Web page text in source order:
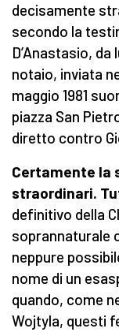
decisamente
secondo la
D’Anastasio,
notaio, inviata
maggio 1981
piazza San
diretto contro
Certamente la
straordinari.
definitivo della
soprannaturale
neppure
nome di un
quando, come
Wojtyla, questi